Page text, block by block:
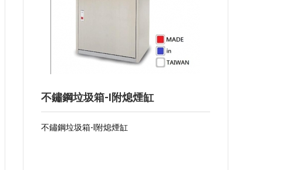
不鏽鋼垃圾箱-I附熄煙缸
不鏽鋼垃圾箱-I附熄煙缸